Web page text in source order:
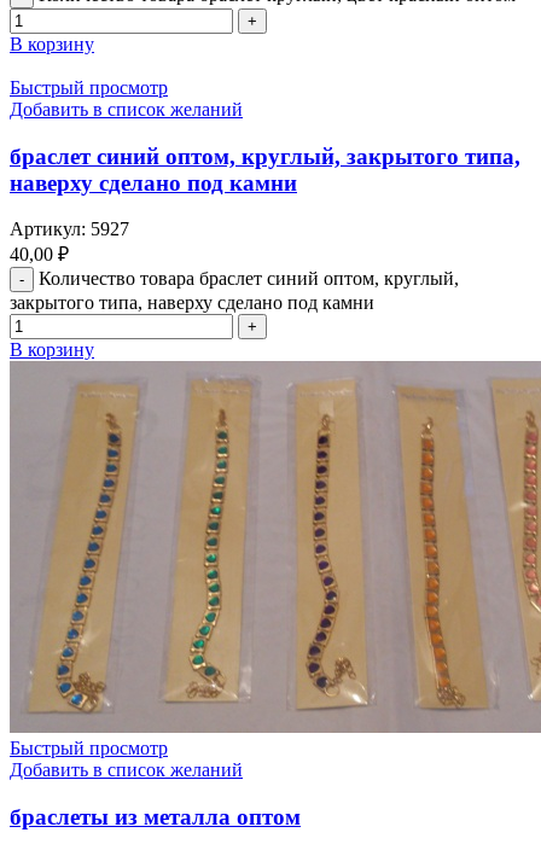
В корзину
Быстрый просмотр
Добавить в список желаний
браслет синий оптом, круглый, закрытого типа,
наверху сделано под камни
Артикул: 5927
40,00 ₽
Количество товара браслет синий оптом, круглый,
закрытого типа, наверху сделано под камни
В корзину
Быстрый просмотр
Добавить в список желаний
браслеты из металла оптом